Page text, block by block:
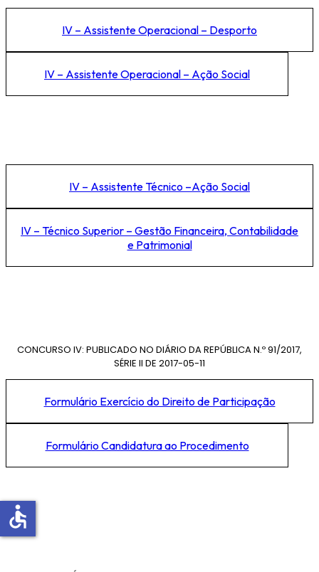
IV – Assistente Operacional – Desporto
IV – Assistente Operacional – Ação Social
IV – Assistente Técnico –Ação Social
IV – Técnico Superior – Gestão Financeira, Contabilidade
e Patrimonial
CONCURSO IV: PUBLICADO NO DIÁRIO DA REPÚBLICA N.º 91/2017,
SÉRIE II DE 2017-05-11
Formulário Exercício do Direito de Participação
Formulário Candidatura ao Procedimento
accessible